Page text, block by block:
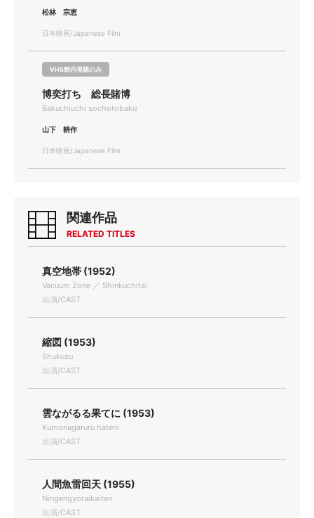
松林 宗恵
日本映画/Japanese Film
VHS館内視聴のみ
博奕打ち 総長賭博
Bakuchiuchi sochotobaku
山下 耕作
日本映画/Japanese Film
関連作品
RELATED TITLES
真空地帯 (1952)
Vacuum Zone ／ Shinkuchitai
出演/CAST
縮図 (1953)
Shukuzu
出演/CAST
雲ながるる果てに (1953)
Kumonagaruru hateni
出演/CAST
人間魚雷回天 (1955)
Ningengyoraikaiten
出演/CAST